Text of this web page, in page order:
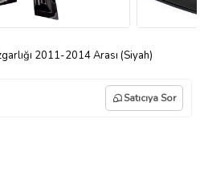
2011-2014 Arası (Siyah)
Satıcıya Sor